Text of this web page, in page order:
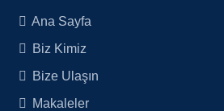
Ana Sayfa
Biz Kimiz
Bize Ulaşın
Makaleler